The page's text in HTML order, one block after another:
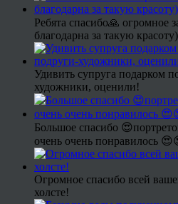
Ребята спасибо🙏 огромное
благодарна за такую красоту)
Удивить супруга подарком
художники, оценили!
Большое спасибо
очень очень понравилось
Огромное спасибо всей
холсте!